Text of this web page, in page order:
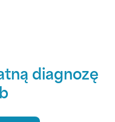
diagnozę